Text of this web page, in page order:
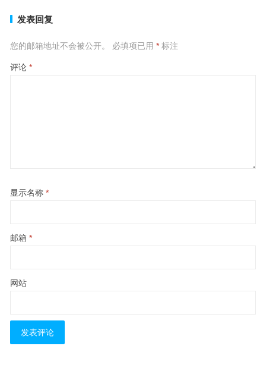
发表回复
您的邮箱地址不会被公开。 必填项已用 *标注
评论 *
显示名称 *
邮箱 *
网站